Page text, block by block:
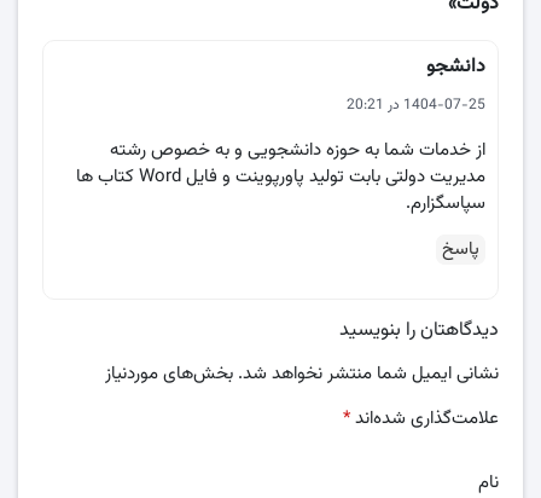
دانشجو
1404-07-25 در 20:21
از خدمات شما به حوزه دانشجویی و به خصوص رشته
مدیریت دولتی بابت تولید پاورپوینت و فایل Word کتاب ها
سپاسگزارم.
پاسخ
دیدگاهتان را بنویسید
نشانی ایمیل شما منتشر نخواهد شد. بخش‌های موردنیاز
علامت‌گذاری شده‌اند*
نام